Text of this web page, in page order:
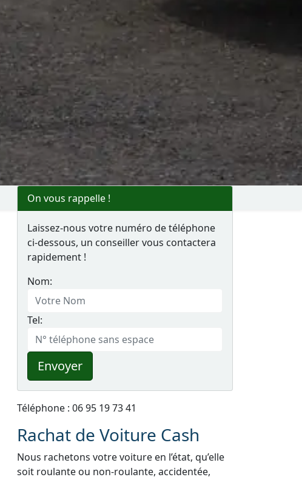
On vous rappelle !
Laissez-nous votre numéro de téléphone
ci-dessous, un conseiller vous contactera
rapidement !
Nom:
Tel:
Envoyer
Téléphone : 06 95 19 73 41
Rachat de Voiture Cash
Nous rachetons votre voiture en l’état, qu’elle
soit roulante ou non-roulante, accidentée,